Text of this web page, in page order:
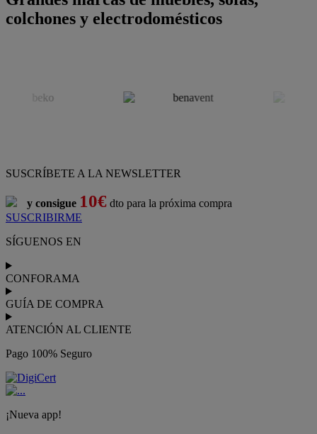
colchones y electrodomésticos
SUSCRÍBETE A LA NEWSLETTER
y consigue 10€ dto para la próxima compra
SUSCRIBIRME
SÍGUENOS EN
CONFORAMA
GUÍA DE COMPRA
ATENCIÓN AL CLIENTE
Pago 100% Seguro
¡Nueva app!